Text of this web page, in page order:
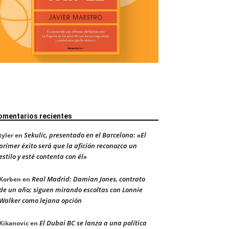
recientes
en Sekulic, presentado en el Barcelona: «El
éxito será que la afición reconozca un
y esté contenta con él»
en Real Madrid: Damian Jones, contrato
un año; siguen mirando escoltas con Lonnie
como lejana opción
en El Dubai BC se lanza a una política